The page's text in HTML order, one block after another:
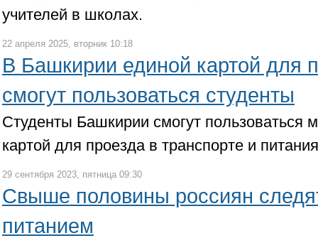
учителей в школах.
22 апреля 2025, вторник 10:18
В Башкирии единой картой для
смогут пользоваться студенты
Студенты Башкирии смогут пользоваться
картой для проезда в транспорте и
29 сентября 2023, пятница 09:30
Свыше половины россиян
питанием